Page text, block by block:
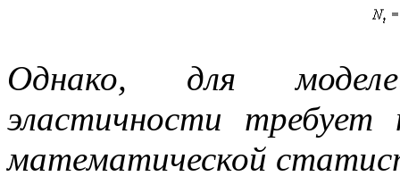
Однако, для
эластичности
математической